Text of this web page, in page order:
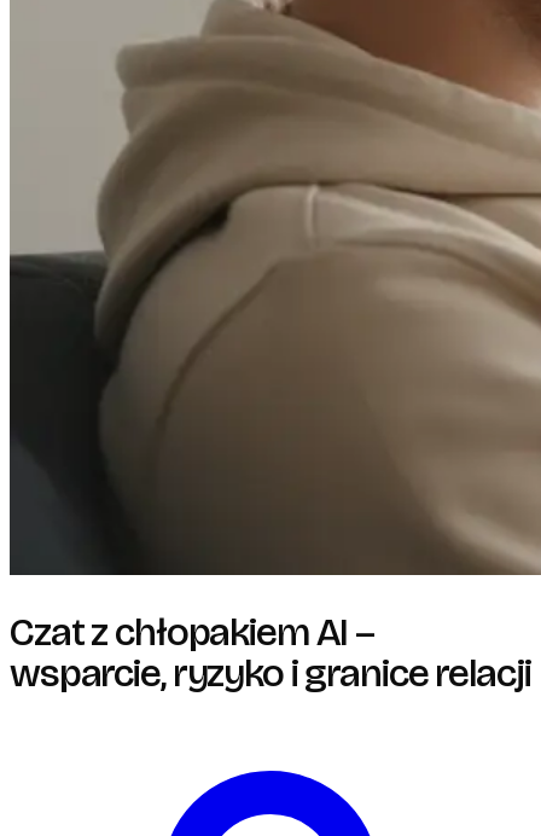
Czat z chłopakiem AI –
wsparcie, ryzyko i granice relacji